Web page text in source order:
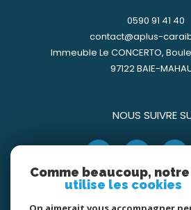
0590 91 41 40
contact@aplus-
Immeuble Le CONCERTO,
97122 BAIE-
NOUS SUIVRE
Comme beaucoup,
utilise les cookies